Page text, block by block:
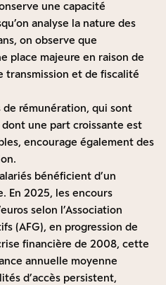
une capacité
analyse la nature des
on observe que
place majeure en raison de
transmission et de fiscalité
de rémunération, qui sont
une part croissante est
encourage également des
bénéficient d’un
En 2025, les encours
selon l’Association
(AFG), en progression de
financière de 2008, cette
annuelle moyenne
d’accès persistent,